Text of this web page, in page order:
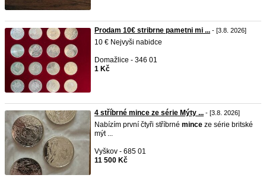
Prodam 10€ stribrne pametni mi ... - [3.8. 2026]
10 € Nejvyši nabidce
Domažlice - 346 01
1 Kč
4 stříbrné mince ze série Mýty ... - [3.8. 2026]
Nabízím první čtyři stříbrné mince ze série britské
mýt ...
Vyškov - 685 01
11 500 Kč